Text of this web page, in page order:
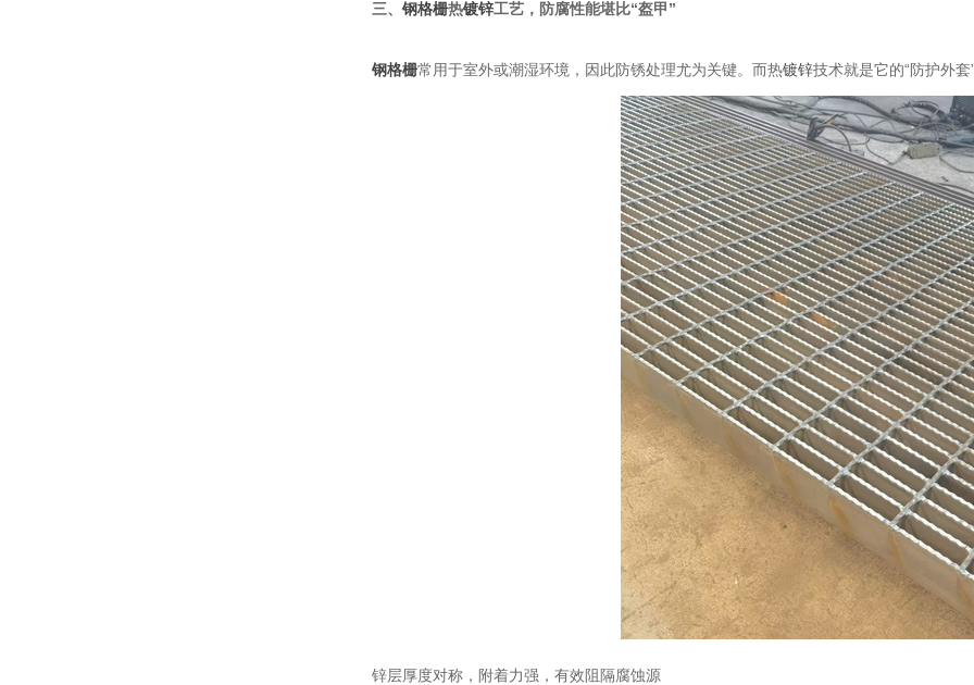
三、 钢格栅热镀锌工艺，防腐性能堪比“盔甲”
钢格栅常用于室外或潮湿环境，因此防锈处理尤为关键。而热镀锌技术就是它的“防护外套
锌层厚度对称，附着力强，有效阻隔腐蚀源